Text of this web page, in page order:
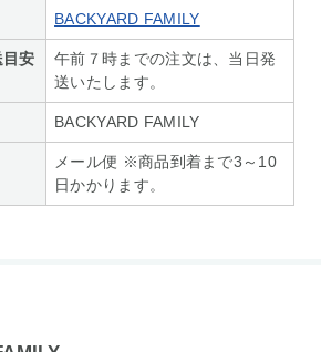
BACKYARD FAMILY
安
午前７時までの注文は、当日発
送いたします。
BACKYARD FAMILY
メール便 ※商品到着まで3～10
日かかります。